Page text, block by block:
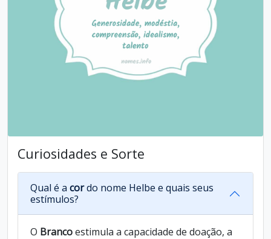
Curiosidades e Sorte
Qual é a cordo nome Helbe e quais seus
estímulos?
O Brancoestimula a capacidade de doação, a